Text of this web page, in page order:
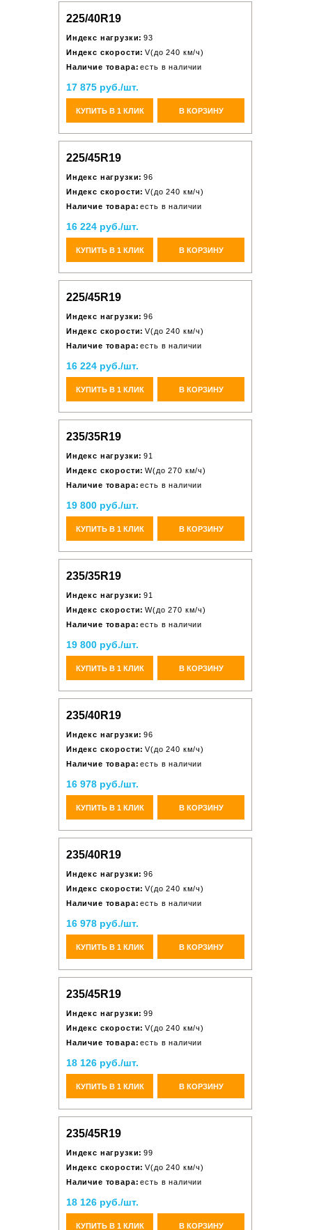
225/40R19
Индекс нагрузки: 93
Индекс скорости: V(до 240 км/ч)
Наличие товара: есть в наличии
17 875 руб./шт.
КУПИТЬ В 1 КЛИК В КОРЗИНУ
225/45R19
Индекс нагрузки: 96
Индекс скорости: V(до 240 км/ч)
Наличие товара: есть в наличии
16 224 руб./шт.
КУПИТЬ В 1 КЛИК В КОРЗИНУ
225/45R19
Индекс нагрузки: 96
Индекс скорости: V(до 240 км/ч)
Наличие товара: есть в наличии
16 224 руб./шт.
КУПИТЬ В 1 КЛИК В КОРЗИНУ
235/35R19
Индекс нагрузки: 91
Индекс скорости: W(до 270 км/ч)
Наличие товара: есть в наличии
19 800 руб./шт.
КУПИТЬ В 1 КЛИК В КОРЗИНУ
235/35R19
Индекс нагрузки: 91
Индекс скорости: W(до 270 км/ч)
Наличие товара: есть в наличии
19 800 руб./шт.
КУПИТЬ В 1 КЛИК В КОРЗИНУ
235/40R19
Индекс нагрузки: 96
Индекс скорости: V(до 240 км/ч)
Наличие товара: есть в наличии
16 978 руб./шт.
КУПИТЬ В 1 КЛИК В КОРЗИНУ
235/40R19
Индекс нагрузки: 96
Индекс скорости: V(до 240 км/ч)
Наличие товара: есть в наличии
16 978 руб./шт.
КУПИТЬ В 1 КЛИК В КОРЗИНУ
235/45R19
Индекс нагрузки: 99
Индекс скорости: V(до 240 км/ч)
Наличие товара: есть в наличии
18 126 руб./шт.
КУПИТЬ В 1 КЛИК В КОРЗИНУ
235/45R19
Индекс нагрузки: 99
Индекс скорости: V(до 240 км/ч)
Наличие товара: есть в наличии
18 126 руб./шт.
КУПИТЬ В 1 КЛИК В КОРЗИНУ